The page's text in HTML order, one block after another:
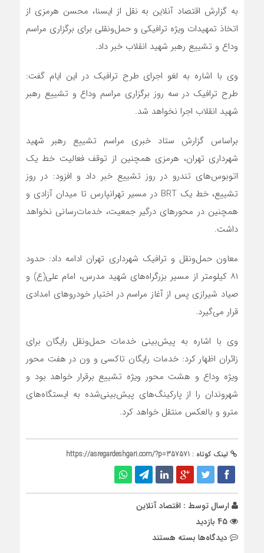
به گزارش اقتصاد آنلاین به نقل از ایسنا، محسن هرمزی از
اتخاذ تمهیدات ویژه ترافیکی و حمل‌ونقلی برای برگزاری مراسم
وداع و تشییع رهبر شهید انقلاب خبر داد.
وی با اشاره به لغو اجرای طرح ترافیک در این ایام گفت:
طرح ترافیک در سه روز برگزاری مراسم وداع و تشییع رهبر
شهید انقلاب اجرا نخواهد شد.
براساس گزارش ستاد خبری مراسم تشییع رهبر شهید
شهرداری تهران، هرمزی همچنین از توقف فعالیت خط یک
اتوبوس‌های تندرو در روز تشییع خبر داد و افزود: در روز
تشییع، خط یک BRT در مسیر تهرانپارس تا میدان آزادی و
همچنین در محورهای درگیر جمعیت، خدمات‌رسانی نخواهد
داشت.
معاون حمل‌ونقل و ترافیک شهرداری تهران ادامه داد: حدود
۸۱ کیلومتر از مسیر بزرگراه‌های شهید مدرس، امام علی(ع) و
صیاد شیرازی پس از آغاز مراسم در اختیار خودروهای امدادی
قرار می‌گیرد.
وی با اشاره به پیش‌بینی خدمات حمل‌ونقل رایگان برای
زائران اظهار کرد: خدمات رایگان تاکسی و ون در هفت محور
ویژه وداع و هشت محور ویژه تشییع برقرار خواهد بود و
شهروندان را از پارکینگ‌های پیش‌بینی‌شده به ایستگاه‌های
مترو و بالعکس منتقل خواهد کرد.
لینک کوتاه : https://asregardeshgari.com/?p=357571
ارسال توسط : اقتصاد آنلاین
دیدگاه‌ها برای
بسته هستند